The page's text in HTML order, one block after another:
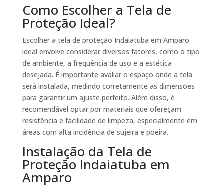
Como Escolher a Tela de
Proteção Ideal?
Escolher a tela de proteção Indaiatuba em Amparo
ideal envolve considerar diversos fatores, como o tipo
de ambiente, a frequência de uso e a estética
desejada. É importante avaliar o espaço onde a tela
será instalada, medindo corretamente as dimensões
para garantir um ajuste perfeito. Além disso, é
recomendável optar por materiais que ofereçam
resistência e facilidade de limpeza, especialmente em
áreas com alta incidência de sujeira e poeira.
Instalação da Tela de
Proteção Indaiatuba em
Amparo